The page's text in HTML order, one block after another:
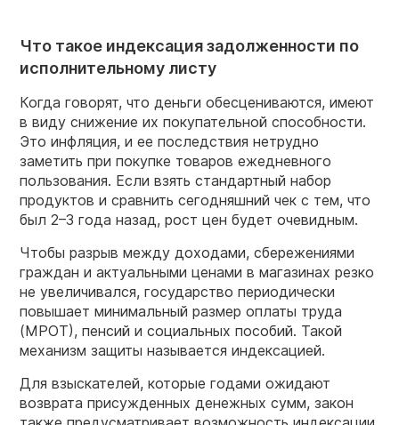
Что такое индексация задолженности по
исполнительному листу
Когда говорят, что деньги обесцениваются, имеют
в виду снижение их покупательной способности.
Это инфляция, и ее последствия нетрудно
заметить при покупке товаров ежедневного
пользования. Если взять стандартный набор
продуктов и сравнить сегодняшний чек с тем, что
был 2–3 года назад, рост цен будет очевидным.
Чтобы разрыв между доходами, сбережениями
граждан и актуальными ценами в магазинах резко
не увеличивался, государство периодически
повышает минимальный размер оплаты труда
(МРОТ), пенсий и социальных пособий. Такой
механизм защиты называется индексацией.
Для взыскателей, которые годами ожидают
возврата присужденных денежных сумм, закон